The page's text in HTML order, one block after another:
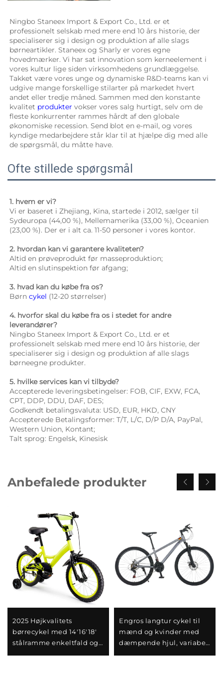
Ningbo Staneex Import & Export Co., Ltd. er et
professionelt selskab med mere end 10 års historie, der
specialiserer sig i design og produktion af alle slags
børneartikler. Staneex og Sharly er vores egne
hovedmærker. Vi har sat innovation som kerneelement i
vores kultur lige siden virksomhedens grundlæggelse.
Takket være vores unge og dynamiske R&D-teams kan vi
udgive mange forskellige stilarter på markedet hvert
andet eller tredje måned. Sammen med den konstante
kvalitet produkter vokser vores salg hurtigt, selv om de
fleste konkurrenter rammes hårdt af den globale
økonomiske recession. Send blot en e-mail, og vores
kyndige medarbejdere står klar til at hjælpe dig med alle
de spørgsmål, du måtte have.
Ofte stillede spørgsmål
1. hvem er vi?
Vi er baseret i Zhejiang, Kina, startede i 2012, sælger til
Sydeuropa (44,00 %), Mellemamerika (33,00 %), Oceanien
(23,00 %). Der er i alt ca. 11-50 personer i vores kontor.
2. hvordan kan vi garantere kvaliteten?
Altid en prøveprodukt før masseproduktion;
Altid en slutinspektion før afgang;
3. hvad kan du købe fra os?
Børn cykel (12-20 størrelser)
4. hvorfor skal du købe fra os i stedet for andre
leverandører?
Ningbo Staneex Import & Export Co., Ltd. er et
professionelt selskab med mere end 10 års historie, der
specialiserer sig i design og produktion af alle slags
børneegne produkter.
5. hvilke services kan vi tilbyde?
Accepterede leveringsbetingelser: FOB, CIF, EXW, FCA,
CPT, DDP, DDU, DAF, DES;
Godkendt betalingsvaluta: USD, EUR, HKD, CNY
Accepterede Betalingsformer: T/T, L/C, D/P D/A, PayPal,
Western Union, Kontant;
Talt sprog: Engelsk, Kinesisk
Anbefalede produkter
2025 Højkvalitets
børrecykel med 14'16'18'
stålramme enkeltfald og
bageste pedalbremse
Engros langtur cykel til
mænd og kvinder med
dæmpende hjul, variabel
hastighed og stålgaffel -